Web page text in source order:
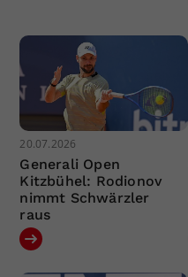
20.07.2026
Generali Open
Kitzbühel: Rodionov
nimmt Schwärzler
raus